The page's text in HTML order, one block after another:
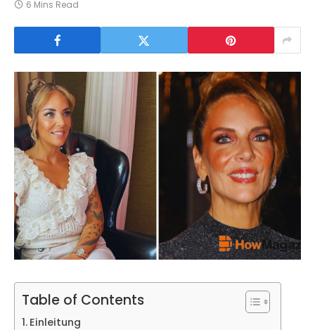
6 Mins Read
Table of Contents
Einleitung